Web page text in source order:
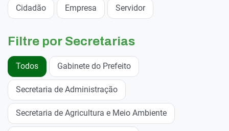
Cidadão Empresa Servidor
Filtre por Secretarias
Todos Gabinete do Prefeito
Secretaria de Administração
Secretaria de Agricultura e Meio Ambiente